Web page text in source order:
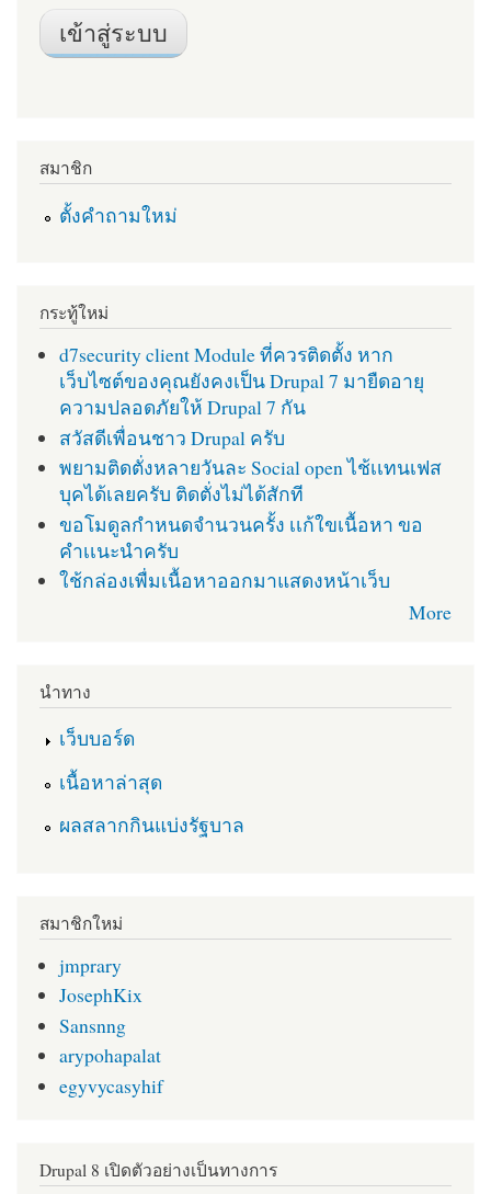
สมาชิก
ตั้งคำถามใหม่
กระทู้ใหม่
d7security client Module ที่ควรติดตั้ง หาก
เว็บไซต์ของคุณยังคงเป็น Drupal 7 มายืดอายุ
ความปลอดภัยให้ Drupal 7 กัน
สวัสดีเพื่อนชาว Drupal ครับ
พยามติดตั่งหลายวันละ Social open ไช้เเทนเฟส
บุคได้เลยครับ ติดตั่งไม่ได้สักที
ขอโมดูลกำหนดจำนวนครั้ง เเก้ใขเนื้อหา ขอ
คำเเนะนำครับ
ใช้กล่องเพื่มเนื้อหาออกมาแสดงหน้าเว็บ
More
นำทาง
เว็บบอร์ด
เนื้อหาล่าสุด
ผลสลากกินแบ่งรัฐบาล
สมาชิกใหม่
jmprary
JosephKix
Sansnng
arypohapalat
egyvycasyhif
Drupal 8 เปิดตัวอย่างเป็นทางการ